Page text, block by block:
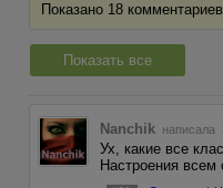
Показано 18 комментариев
Показать все
Nanchik написала
Ух, какие все
Настроения всем